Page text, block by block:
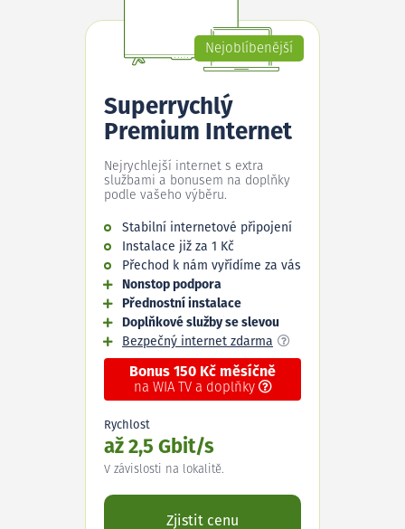
Nejoblíbenější
Superrychlý
Premium Internet
Nejrychlejší internet s extra
službami a bonusem na doplňky
podle vašeho výběru.
Stabilní internetové připojení
Instalace již za 1 Kč
Přechod k nám vyřídíme za vás
Nonstop podpora
Přednostní instalace
Doplňkové služby se slevou
Bezpečný internet zdarma
Bonus 150 Kč měsíčně
na WIA TV a doplňky
Rychlost
až 2,5 Gbit/s
V závislosti na lokalitě.
Zjistit cenu